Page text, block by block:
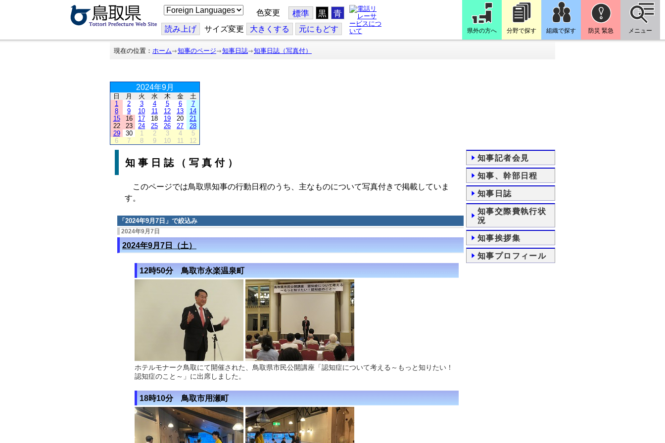
こ
の
ジ
を
翻
色変更 標準 黒 青
読み上げ サイズ変更 大きくする 元にもどす 県外の方へ 分野で探す 組織で探す 防災 緊急 メニュー
現在の位置： ホーム 知事のページ 知事日誌 知事日誌（写真付）
2024年9月
日 月 火 水 木 金
土
1
2 3 4 5 6
7
8
9 10 11 12 13
14
15
16 17 18 19 20
21
22
23 24 25 26 27
28
29
30 1 2 3 4
5
6
7 8 9 10 11 12
知事日誌（写真付）
このページでは鳥取県知事の行動日程のうち、主なものについて写真付きで掲載していま
す。
「 2024年9月7日 」で絞込み
2024年9月7日
2024年9月7日（土）
12時50分 鳥取市永楽温泉町
ホテルモナーク鳥取にて開催された、鳥取県市民公開講座「認知症について考える～もっと知りたい！
認知症のこと～」に出席しました。
18時10分 鳥取市用瀬町
知事記者会見
知事、幹部日程
知事日誌
知事交際費執行状
況
知事挨拶集
知事プロフィール